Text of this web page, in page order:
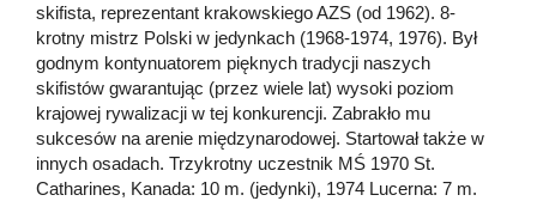
skifista, reprezentant krakowskiego AZS (od 1962). 8-
krotny mistrz Polski w jedynkach (1968-1974, 1976). Był
godnym kontynuatorem pięknych tradycji naszych
skifistów gwarantując (przez wiele lat) wysoki poziom
krajowej rywalizacji w tej konkurencji. Zabrakło mu
sukcesów na arenie międzynarodowej. Startował także w
innych osadach. Trzykrotny uczestnik MŚ 1970 St.
Catharines, Kanada: 10 m. (jedynki), 1974 Lucerna: 7 m.